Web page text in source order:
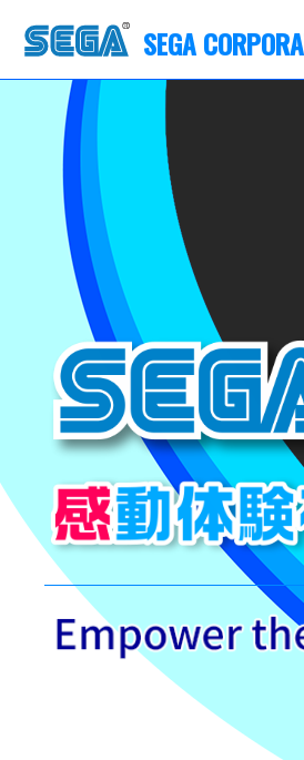
SEGA
セガロゴ SEGA
感動体験を創造し続ける（私たちの
Empower the Gamers：Our